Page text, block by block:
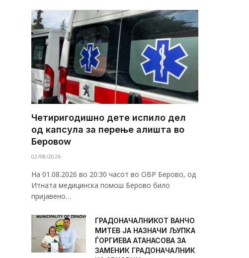
Четиригодишно дете испило дел
од капсула за перење алишта во
Беровоw
02/08/2026
На 01.08.2026 во 20:30 часот во ОВР Берово, од
Итната медицинска помош Берово било
пријавено…
ГРАДОНАЧАЛНИКОТ ВАНЧО
МИТЕВ ЈА НАЗНАЧИ ЉУПКА
ЃОРГИЕВА АТАНАСОВА ЗА
ЗАМЕНИК ГРАДОНАЧАЛНИК